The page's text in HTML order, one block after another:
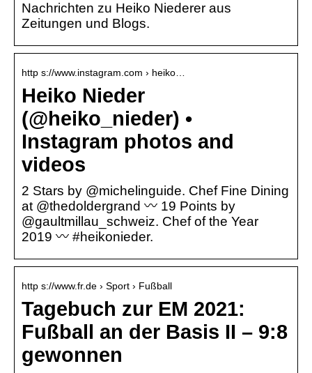
Nachrichten zu Heiko Niederer aus
Zeitungen und Blogs.
http s://www.instagram.com › heiko…
Heiko Nieder
(@heiko_nieder) •
Instagram photos and
videos
2 Stars by @michelinguide. Chef Fine Dining
at @thedoldergrand 〰️ 19 Points by
@gaultmillau_schweiz. Chef of the Year
2019 〰️ #heikonieder.
http s://www.fr.de › Sport › Fußball
Tagebuch zur EM 2021:
Fußball an der Basis II – 9:8
gewonnen